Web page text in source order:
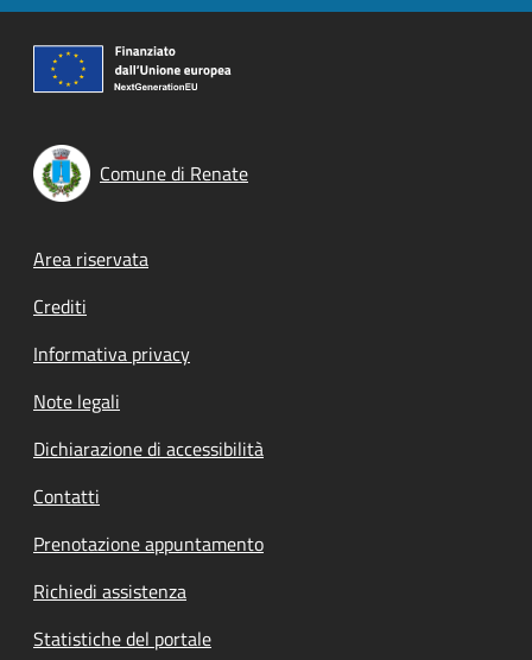
Comune di Renate
Footer menu
Area riservata
Crediti
Informativa privacy
Note legali
Dichiarazione di accessibilità
Contatti
Prenotazione appuntamento
Richiedi assistenza
Statistiche del portale